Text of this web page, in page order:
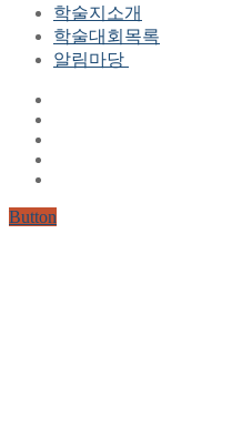
학회장 인사말
현 임원진
역대 임원진
학술지소개
학술대회목록
알림마당
Button